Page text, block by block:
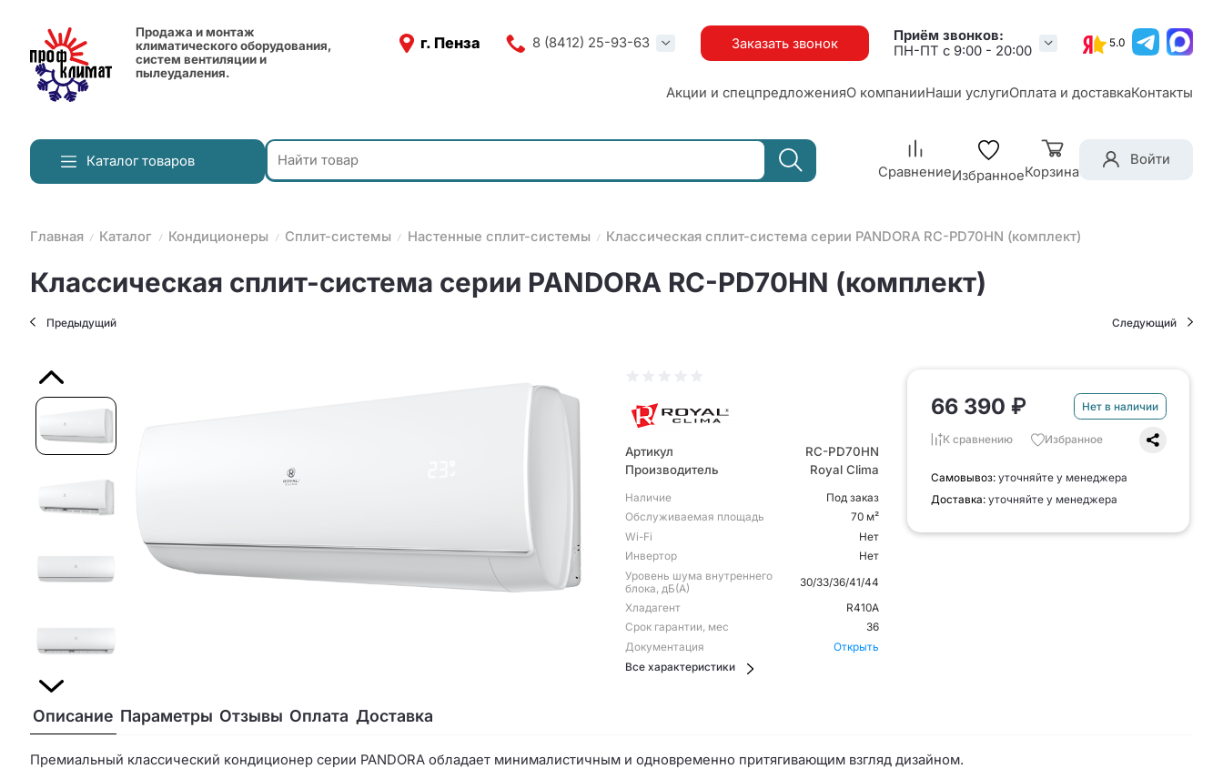
Продажа и монтаж
климатического оборудования,
систем вентиляции и
пылеудаления.
г. Пенза 8 (8412) 25-93-63 Заказать звонок
Приём звонков:
ПН-ПТ с 9:00 - 20:00
5.0
Акции и спецпредложенияО компанииНаши услугиОплата и доставкаКонтакты
Каталог товаров
СравнениеИзбранноеКорзина
Войти
Главная Каталог Кондиционеры Сплит-системы Настенные сплит-системы Классическая сплит-система серии PANDORA RC-PD70HN (комплект)
Классическая сплит-система серии PANDORA RC-PD70HN (комплект)
Предыдущий Следующий
Артикул
RC-PD70HN
Производитель
Royal Clima
Наличие
Под заказ
Обслуживаемая площадь
70 м²
Wi-Fi
Нет
Инвертор
Нет
Уровень шума внутреннего
блока, дБ(А)
30/33/36/41/44
Хладагент
R410A
Срок гарантии, мес
36
Документация
Открыть
Все характеристики
66 390 ₽ Нет в наличии
К сравнению Избранное
Самовывоз: уточняйте у менеджера
Доставка: уточняйте у менеджера
Описание Параметры Отзывы Оплата Доставка
Премиальный классический кондиционер серии PANDORA обладает минималистичным и одновременно притягивающим взгляд дизайном.